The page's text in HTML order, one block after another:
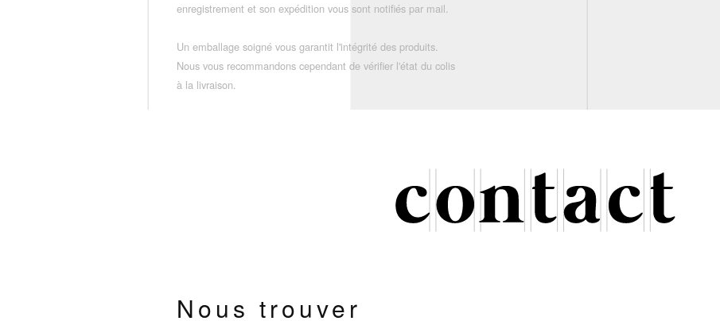
enregistrement et son expédition vous sont notifiés par mail.
Un emballage soigné vous garantit l'intégrité des produits.
Nous vous recommandons cependant de vérifier l'état du colis
à la livraison.
Nous trouver